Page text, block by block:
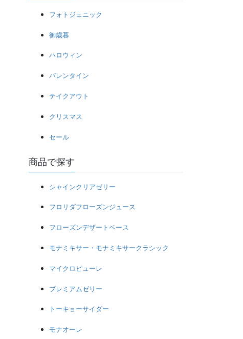
フォトジェニック
御歳暮
ハロウィン
バレンタイン
テイクアウト
クリスマス
セール
商品で探す
シャインクリアゼリー
フロリダフローズンジュース
フローズンデザートベース
モナミキサー・モナミキサークラシック
マイクロピューレ
プレミアムゼリー
トーキョーサイダー
モナオーレ